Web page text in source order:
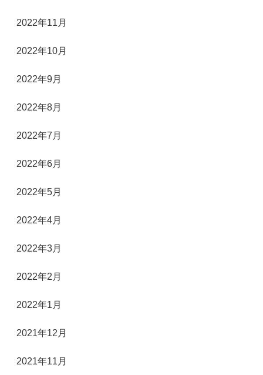
2022年11月
2022年10月
2022年9月
2022年8月
2022年7月
2022年6月
2022年5月
2022年4月
2022年3月
2022年2月
2022年1月
2021年12月
2021年11月